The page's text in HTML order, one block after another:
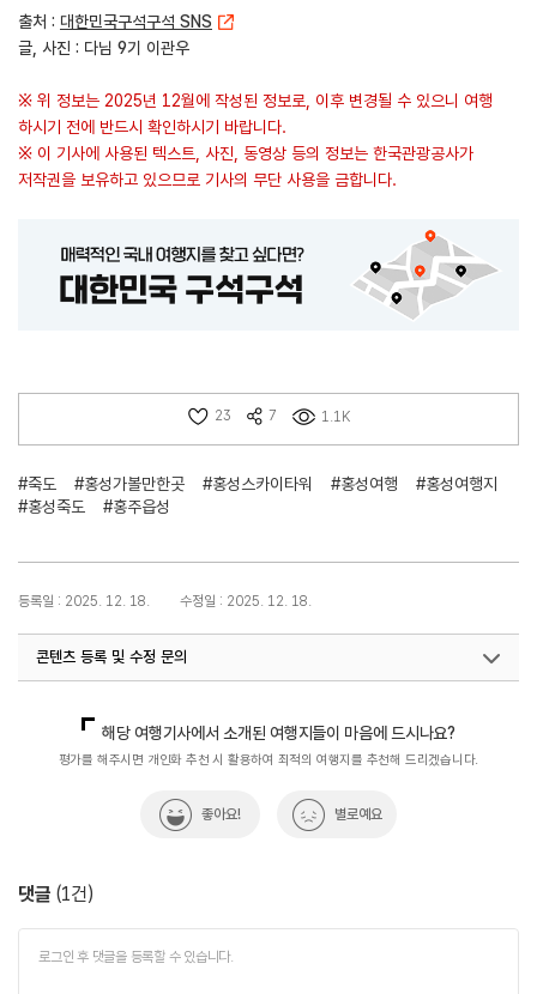
출처 : 대한민국구석구석 SNS
글, 사진 : 다님 9기 이관우
※ 위 정보는 2025년 12월에 작성된 정보로, 이후 변경될 수 있으니 여행
하시기 전에 반드시 확인하시기 바랍니다.
※ 이 기사에 사용된 텍스트, 사진, 동영상 등의 정보는 한국관광공사가
저작권을 보유하고 있으므로 기사의 무단 사용을 금합니다.
23 7 1.1K
#죽도 #홍성가볼만한곳 #홍성스카이타워 #홍성여행
#홍성여행지
#홍성죽도
#홍주읍성
등록일 : 2025. 12. 18. 수정일 : 2025. 12. 18.
콘텐츠 등록 및 수정 문의
해당 여행기사에서 소개된 여행지들이 마음에 드시나요?
평가를 해주시면 개인화 추천 시 활용하여 최적의 여행지를 추천해 드리겠습니다.
좋아요! 별로예요
댓글 (1건)